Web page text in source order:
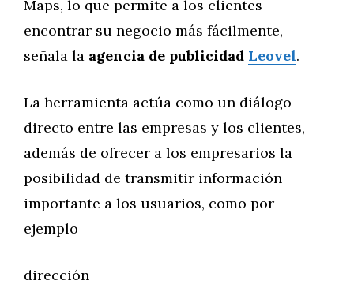
Maps, lo que permite a los clientes
encontrar su negocio más fácilmente,
señala la agencia de publicidad Leovel.
La herramienta actúa como un diálogo
directo entre las empresas y los clientes,
además de ofrecer a los empresarios la
posibilidad de transmitir información
importante a los usuarios, como por
ejemplo
dirección